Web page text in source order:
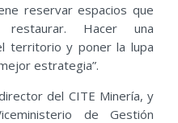
reservar espacios que
restaurar. Hacer una
territorio y poner la lupa
estrategia”.
del CITE Minería, y
de Gestión